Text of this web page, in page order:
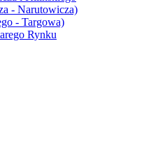
- Narutowicza)
- Targowa)
Rynku